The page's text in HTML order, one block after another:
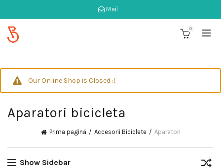
Mail
0
Our Online Shop is Closed :(
Aparatori bicicleta
Prima pagină Accesorii Biciclete Aparatori
Show Sidebar